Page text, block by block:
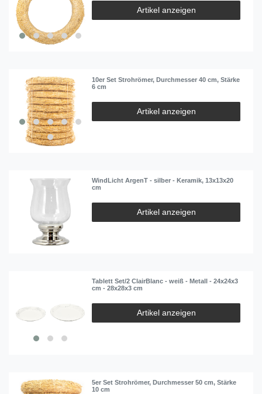
Artikel anzeigen
10er Set Strohrömer, Durchmesser 40 cm, Stärke
6 cm
Artikel anzeigen
WindLicht ArgenT - silber - Keramik, 13x13x20
cm
Artikel anzeigen
Tablett Set/2 ClairBlanc - weiß - Metall - 24x24x3
cm - 28x28x3 cm
Artikel anzeigen
5er Set Strohrömer, Durchmesser 50 cm, Stärke
10 cm